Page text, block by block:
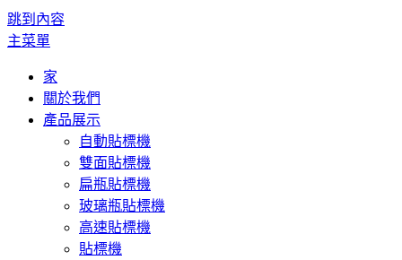
跳到內容
主菜單
家
關於我們
產品展示
自動貼標機
雙面貼標機
扁瓶貼標機
玻璃瓶貼標機
高速貼標機
貼標機